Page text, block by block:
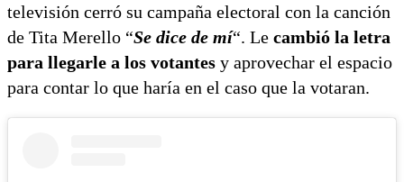
televisión cerró su campaña electoral con la canción
de Tita Merello “Se dice de mí“. Le cambió la letra
para llegarle a los votantes y aprovechar el espacio
para contar lo que haría en el caso que la votaran.